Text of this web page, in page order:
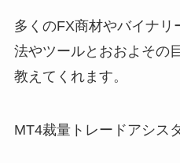
多くのFX商材やバイナ
法やツールとおおよその
教えてくれます。
MT4裁量トレードアシス